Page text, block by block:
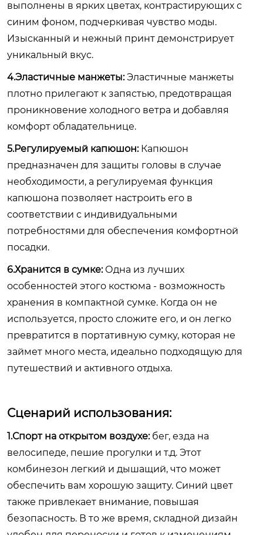
выполнены в ярких цветах, контрастирующих с
синим фоном, подчеркивая чувство моды.
Изысканный и нежный принт демонстрирует
уникальный вкус.
4.Эластичные манжеты:Эластичные манжеты
плотно прилегают к запястью, предотвращая
проникновение холодного ветра и добавляя
комфорт обладательнице.
5.Регулируемый капюшон:Капюшон
предназначен для защиты головы в случае
необходимости, а регулируемая функция
капюшона позволяет настроить его в
соответствии с индивидуальными
потребностями для обеспечения комфортной
посадки.
6.Хранится в сумке:Одна из лучших
особенностей этого костюма - возможность
хранения в компактной сумке. Когда он не
используется, просто сложите его, и он легко
превратится в портативную сумку, которая не
займет много места, идеально подходящую для
путешествий и активного отдыха.
Сценарий использования:
1.Спорт на открытом воздухе:бег, езда на
велосипеде, пешие прогулки и т.д. Этот
комбинезон легкий и дышащий, что может
обеспечить вам хорошую защиту. Синий цвет
также привлекает внимание, повышая
безопасность. В то же время, складной дизайн